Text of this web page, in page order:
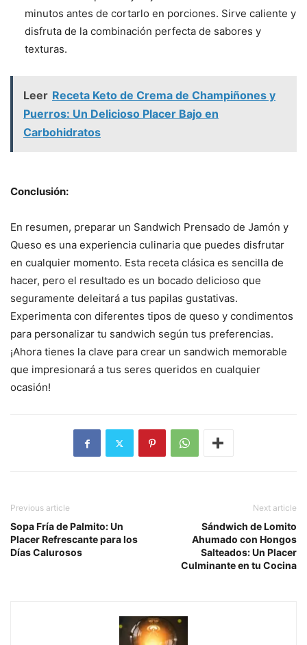
minutos antes de cortarlo en porciones. Sirve caliente y
disfruta de la combinación perfecta de sabores y
texturas.
Leer Receta Keto de Crema de Champiñones y
Puerros: Un Delicioso Placer Bajo en
Carbohidratos
Conclusión:
En resumen, preparar un Sandwich Prensado de Jamón y
Queso es una experiencia culinaria que puedes disfrutar
en cualquier momento. Esta receta clásica es sencilla de
hacer, pero el resultado es un bocado delicioso que
seguramente deleitará a tus papilas gustativas.
Experimenta con diferentes tipos de queso y condimentos
para personalizar tu sandwich según tus preferencias.
¡Ahora tienes la clave para crear un sandwich memorable
que impresionará a tus seres queridos en cualquier
ocasión!
Previous article
Sopa Fría de Palmito: Un
Placer Refrescante para los
Días Calurosos
Next article
Sándwich de Lomito
Ahumado con Hongos
Salteados: Un Placer
Culminante en tu Cocina